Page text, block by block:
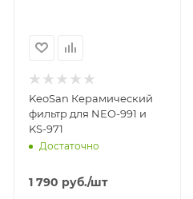
KeoSan Керамический
фильтр для NEO-991 и
KS-971
Достаточно
1 790 руб./шт